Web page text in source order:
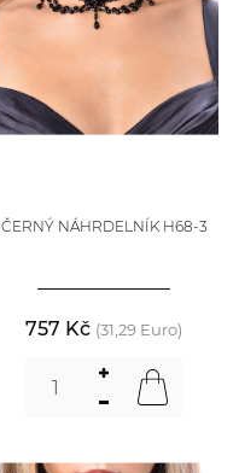
ČERNÝ NÁHRDELNÍK H68-3
757 Kč (31,29 Euro)